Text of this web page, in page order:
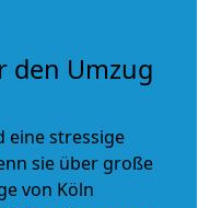
den Umzug
eine stressige
sie über große
von Köln